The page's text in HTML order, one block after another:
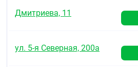
Дмитриева, 11
ул. 5-я Северная, 200а